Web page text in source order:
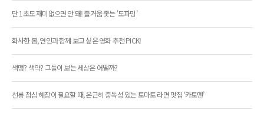
단 1초도 재미없으면 안 돼! 즐거움 좇는 '도파밍’
화사한 봄, 연인과 함께 보고 싶은 영화 추천 PICK!
색맹? 색약? 그들이 보는 세상은 어떨까?
선릉 점심 해장이 필요할 때, 은근히 중독성 있는 토마토 라면 맛집 ‘카토멘’